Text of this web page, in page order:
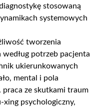
stosowaną
systemowych
tworzenia
potrzeb pacjenta
ukierunkowanych
mental i pola
ze skutkami traum
psychologiczny,